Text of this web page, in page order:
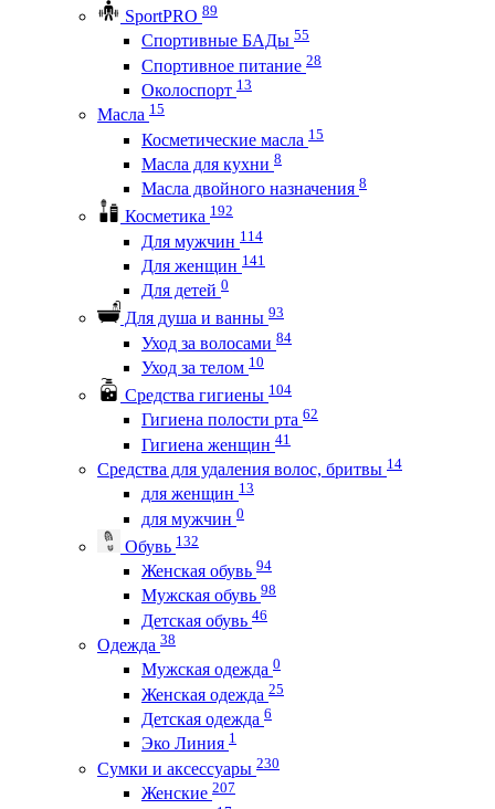
SportPRO 89
Спортивные БАДы 55
Спортивное питание 28
Околоспорт 13
Масла 15
Косметические масла 15
Масла для кухни 8
Масла двойного назначения 8
Косметика 192
Для мужчин 114
Для женщин 141
Для детей 0
Для душа и ванны 93
Уход за волосами 84
Уход за телом 10
Средства гигиены 104
Гигиена полости рта 62
Гигиена женщин 41
Средства для удаления волос, бритвы 14
для женщин 13
для мужчин 0
Обувь 132
Женская обувь 94
Мужская обувь 98
Детская обувь 46
Одежда 38
Мужская одежда 0
Женская одежда 25
Детская одежда 6
Эко Линия 1
Сумки и аксессуары 230
Женские 207